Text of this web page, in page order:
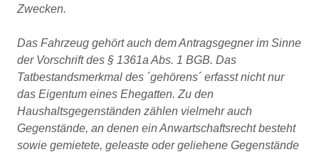
Zwecken.
Das Fahrzeug gehört auch dem Antragsgegner im Sinne
der Vorschrift des § 1361a Abs. 1 BGB. Das
Tatbestandsmerkmal des ´gehörens´ erfasst nicht nur
das Eigentum eines Ehegatten. Zu den
Haushaltsgegenständen zählen vielmehr auch
Gegenstände, an denen ein Anwartschaftsrecht besteht
sowie gemietete, geleaste oder geliehene Gegenstände